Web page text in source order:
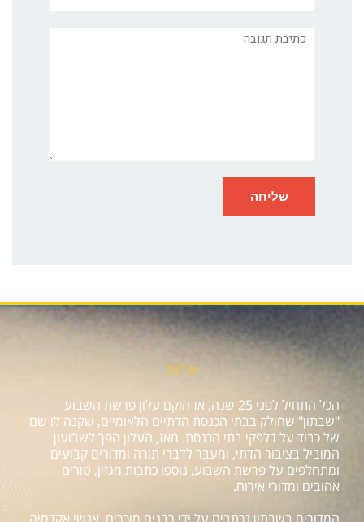
תגובה
אודות
הכל התחיל לפני 25 שנה, אז הוקם עלון פרשת השבוע
"שבתון" שחולק בבתי הכנסת הדתיים הלאומיים, שקנה לו שם
של כבוד על דלפקי בתי הכנסת. מאז, העלון הפך לשבועון
המוביל בציבור הדתי, ומעבר לדברי תורה ומדורים קבועים
ומתחלפים על פרשת השבוע, נוספו כתבות מגזין, טורים
אהובים ומדורי אירוח.